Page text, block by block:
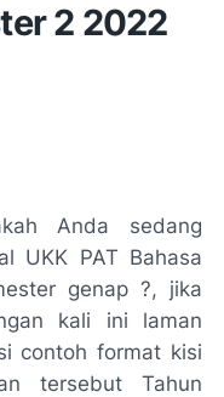
2 2022
Anda sedang
UKK PAT Bahasa
genap ?, jika
kali ini laman
contoh format kisi
tersebut Tahun